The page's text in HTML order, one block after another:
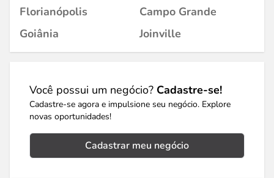
Florianópolis
Campo Grande
Goiânia
Joinville
Você possui um negócio? Cadastre-se!
Cadastre-se agora e impulsione seu negócio. Explore
novas oportunidades!
Cadastrar meu negócio